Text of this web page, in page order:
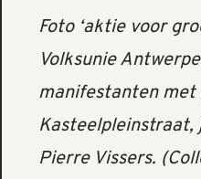
Foto ‘aktie voor
Volksunie
manifestanten met
Kasteelpleinstraat,
Pierre Vissers.